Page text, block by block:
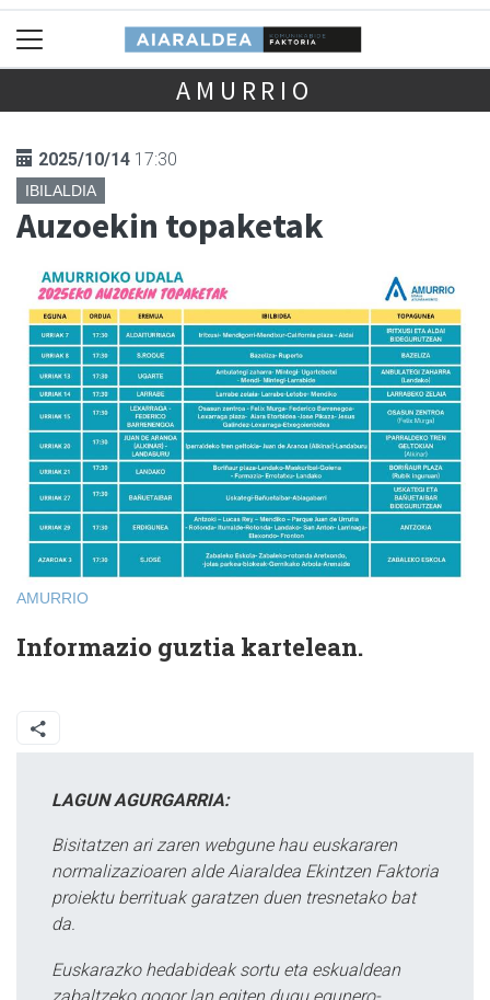
AMURRIO
2025/10/14 17:30
IBILALDIA
Auzoekin topaketak
AMURRIO
Informazio guztia kartelean.
LAGUN AGURGARRIA:
Bisitatzen ari zaren webgune hau euskararen
normalizazioaren alde Aiaraldea Ekintzen Faktoria
proiektu berrituak garatzen duen tresnetako bat
da.
Euskarazko hedabideak sortu eta eskualdean
zabaltzeko gogor lan egiten dugu egunero-